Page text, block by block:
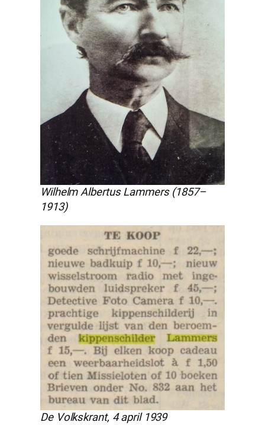
Wilhelm Albertus Lammers (1857–
1913)
De Volkskrant, 4 april 1939